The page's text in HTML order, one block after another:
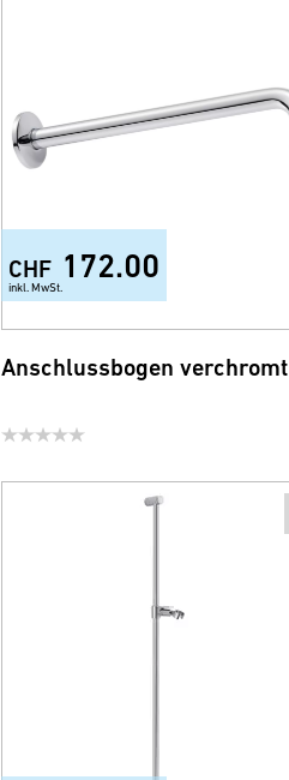
CHF 172.00
inkl. MwSt.
Anschlussbogen verchromt